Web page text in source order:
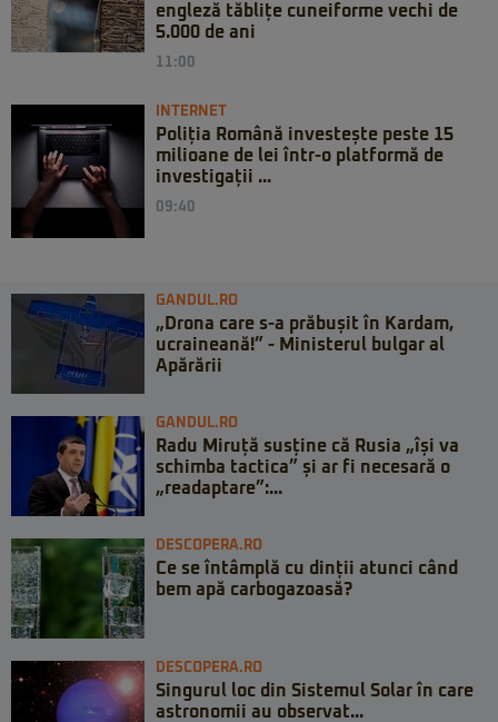
engleză tăblițe cuneiforme vechi de
5.000 de ani
11:00
INTERNET
Poliția Română investește peste 15
milioane de lei într-o platformă de
investigații ...
09:40
GANDUL.RO
„Drona care s-a prăbușit în Kardam,
ucraineană!” - Ministerul bulgar al
Apărării
GANDUL.RO
Radu Miruță susține că Rusia „își va
schimba tactica” și ar fi necesară o
„readaptare”:...
DESCOPERA.RO
Ce se întâmplă cu dinții atunci când
bem apă carbogazoasă?
DESCOPERA.RO
Singurul loc din Sistemul Solar în care
astronomii au observat...